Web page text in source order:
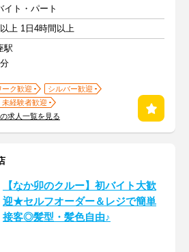
イト・パート
上 1日4時間以上
駅
ク歓迎
シルバー歓迎
未経験者歓迎
求人一覧を見る
【なか卯のクルー】初バイト大歓
迎★セルフオーダー＆レジで簡単
接客◎髪型・髪色自由♪